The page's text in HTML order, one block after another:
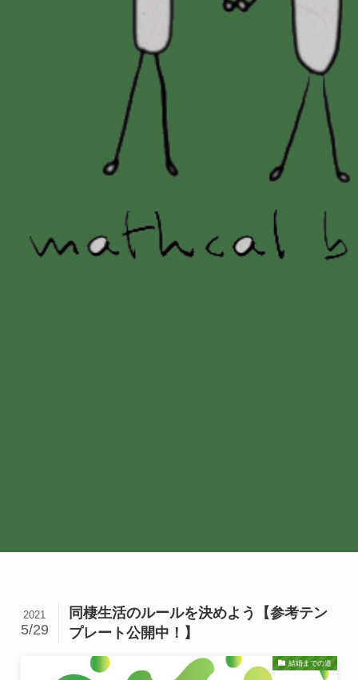
同棲生活のルールを決めよう【参考テン
プレート公開中！】
2021
5/29
結婚までの道